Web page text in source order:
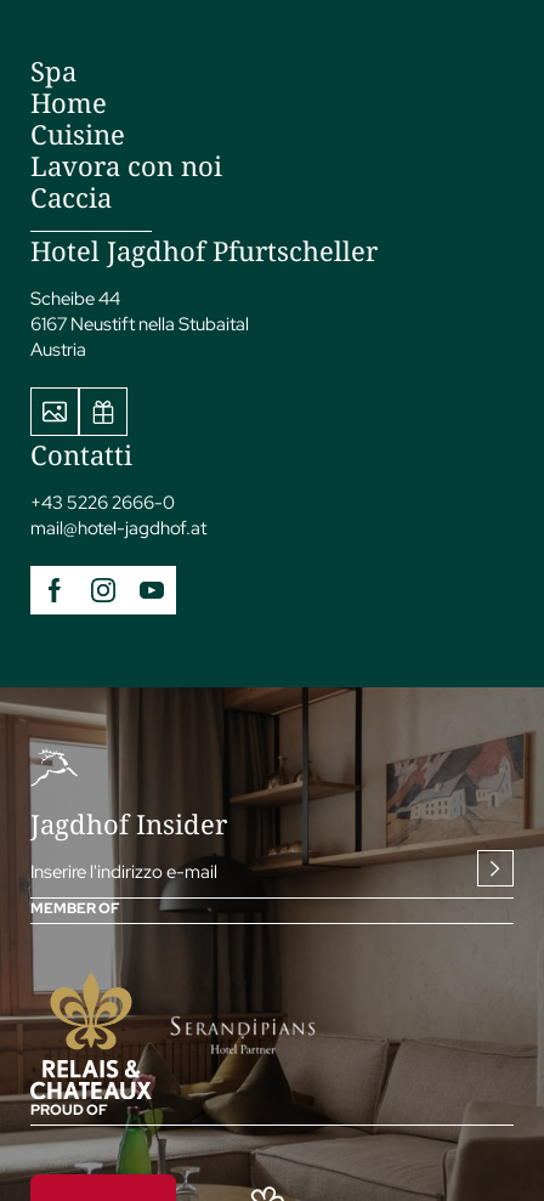
Spa
Home
Cuisine
Lavora con noi
Caccia
Hotel Jagdhof Pfurtscheller
Scheibe 44
6167 Neustift nella Stubaital
Austria
Contatti
+43 5226 2666-0
mail@hotel-jagdhof.at
Jagdhof Insider
Inserire l'indirizzo e-mail
MEMBER OF
PROUD OF